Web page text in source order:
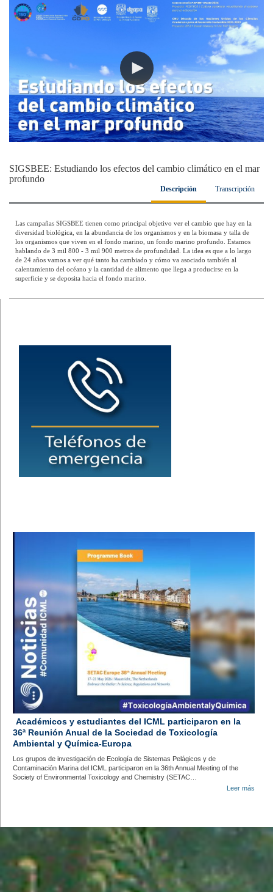
SIGSBEE: Estudiando los efectos del cambio climático en el mar
profundo
Transcripción
Descripción
Las campañas SIGSBEE tienen como principal objetivo ver el cambio que hay en la
diversidad biológica, en la abundancia de los organismos y en la biomasa y talla de
los organismos que viven en el fondo marino, un fondo marino profundo. Estamos
hablando de 3 mil 800 - 3 mil 900 metros de profundidad. La idea es que a lo largo
de 24 años vamos a ver qué tanto ha cambiado y cómo va asociado también al
calentamiento del océano y la cantidad de alimento que llega a producirse en la
superficie y se deposita hacia el fondo marino.
Académicos y estudiantes del ICML participaron en la
36ª Reunión Anual de la Sociedad de Toxicología
Ambiental y Química-Europa
Los grupos de investigación de Ecología de Sistemas Pelágicos y de
Contaminación Marina del ICML participaron en la 36th Annual Meeting of the
Society of Environmental Toxicology and Chemistry (SETAC…
Leer más